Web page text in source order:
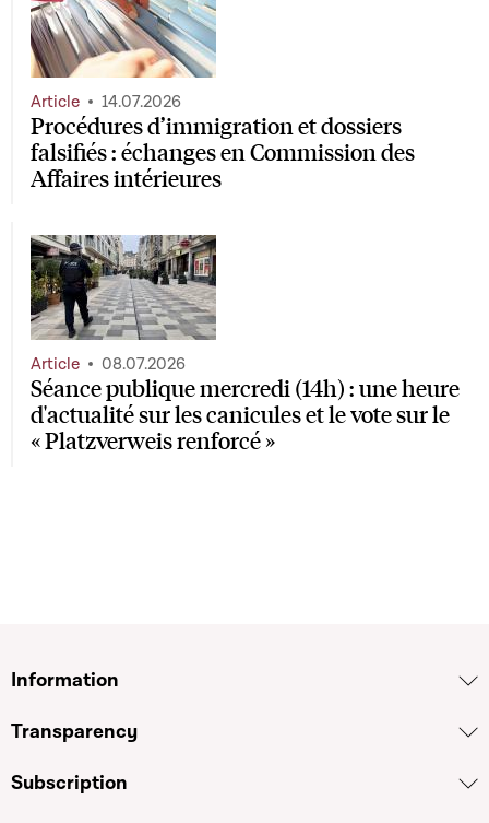
Procédures d’immigration et dossiers
falsifiés : échanges en Commission des
Affaires intérieures
Article 14.07.2026
Séance publique mercredi (14h) : une heure
d'actualité sur les canicules et le vote sur le
« Platzverweis renforcé »
Article 08.07.2026
Information
Transparency
Subscription